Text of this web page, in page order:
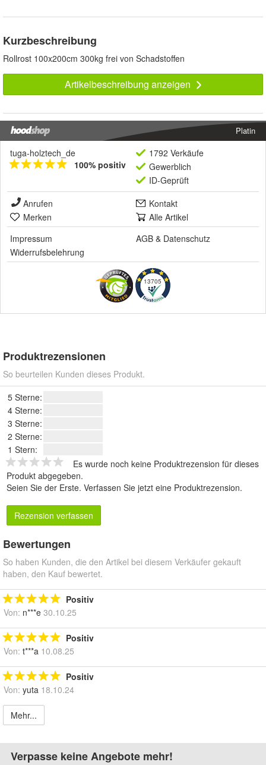
Kurzbeschreibung
Rollrost 100x200cm 300kg frei von Schadstoffen
Artikelbeschreibung anzeigen
Platin
tuga-holztech_de
100% positiv
1792 Verkäufe
Gewerblich
ID-Geprüft
Anrufen
Kontakt
Merken
Alle Artikel
Impressum
AGB & Datenschutz
Widerrufsbelehrung
13705
Produktrezensionen
So beurteilen Kunden dieses Produkt.
5 Sterne:
4 Sterne:
3 Sterne:
2 Sterne:
1 Stern:
Es wurde noch keine Produktrezension für dieses
Produkt abgegeben.
Seien Sie der Erste. Verfassen Sie jetzt eine Produktrezension.
Rezension verfassen
Bewertungen
So haben Kunden, die den Artikel bei diesem Verkäufer gekauft
haben, den Kauf bewertet.
Positiv
Von: n***e 30.10.25
Positiv
Von: t***a 10.08.25
Positiv
Von: yuta 18.10.24
Mehr...
Verpasse keine Angebote mehr!